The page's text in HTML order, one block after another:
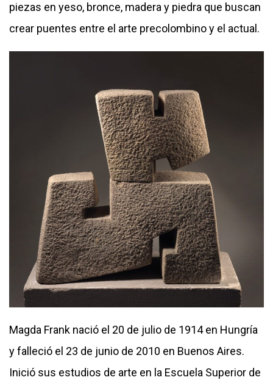
piezas en yeso, bronce, madera y piedra que buscan
crear puentes entre el arte precolombino y el actual.
Magda Frank nació el 20 de julio de 1914 en Hungría
y falleció el 23 de junio de 2010 en Buenos Aires.
Inició sus estudios de arte en la Escuela Superior de